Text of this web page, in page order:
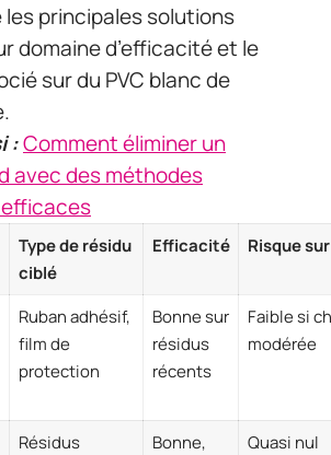
principales solutions
domaine d’efficacité et le
sur du PVC blanc de
:Comment éliminer un
avec des méthodes
Type de résidu
ciblé
Efficacité Risque
Ruban adhésif,
film de
protection
Bonne sur
résidus
récents
Faible si
modérée
Résidus
Bonne,
Quasi nul